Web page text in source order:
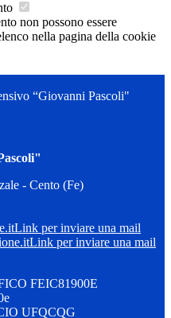
non possono essere
nella pagina della cookie
“Giovanni Pascoli"
- Cento (Fe)
Link per inviare una mail
Link per inviare una mail
FEIC81900E
UFQCQG